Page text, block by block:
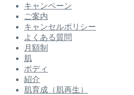
キャンペーン
ご案内
キャンセルポリシー
よくある質問
月額制
肌
ボディ
紹介
肌育成（肌再生）